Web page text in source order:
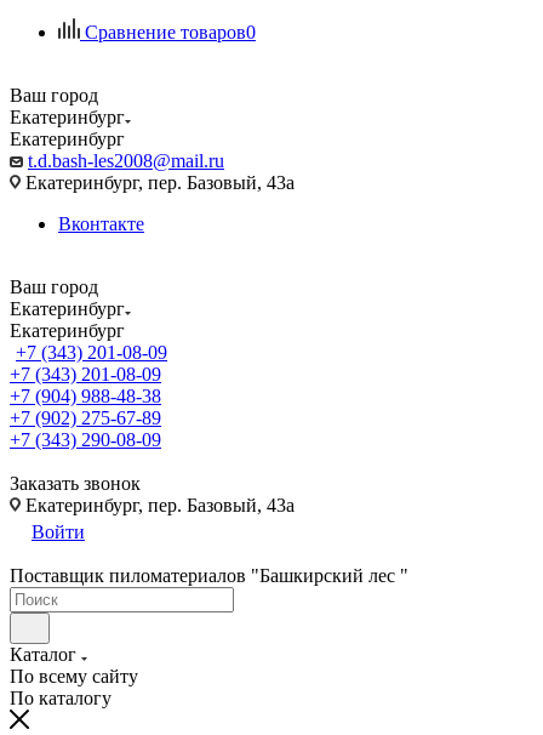
Сравнение товаров0
Ваш город
Екатеринбург
Екатеринбург
t.d.bash-les2008@mail.ru
Екатеринбург, пер. Базовый, 43а
Вконтакте
Ваш город
Екатеринбург
Екатеринбург
+7 (343) 201-08-09
+7 (343) 201-08-09
+7 (904) 988-48-38
+7 (902) 275-67-89
+7 (343) 290-08-09
Заказать звонок
Екатеринбург, пер. Базовый, 43а
Войти
Поставщик пиломатериалов "Башкирский лес "
Каталог
По всему сайту
По каталогу